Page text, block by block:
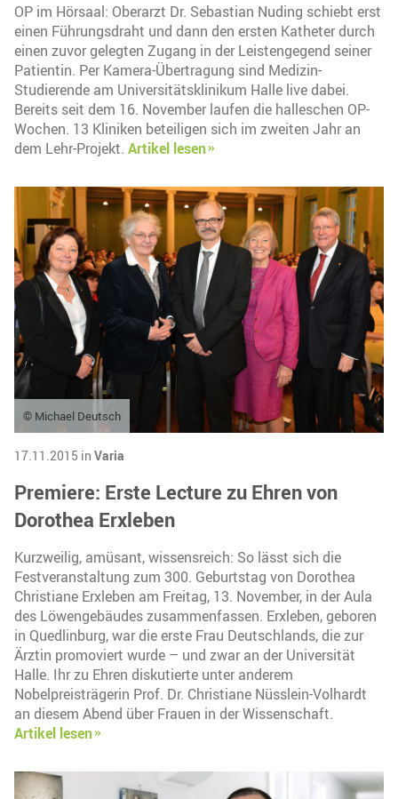
OP im Hörsaal: Oberarzt Dr. Sebastian Nuding schiebt erst
einen Führungsdraht und dann den ersten Katheter durch
einen zuvor gelegten Zugang in der Leistengegend seiner
Patientin. Per Kamera-Übertragung sind Medizin-
Studierende am Universitätsklinikum Halle live dabei.
Bereits seit dem 16. November laufen die halleschen OP-
Wochen. 13 Kliniken beteiligen sich im zweiten Jahr an
dem Lehr-Projekt. Artikel lesen
© Michael Deutsch
17.11.2015 in Varia
Premiere: Erste Lecture zu Ehren von
Dorothea Erxleben
Kurzweilig, amüsant, wissensreich: So lässt sich die
Festveranstaltung zum 300. Geburtstag von Dorothea
Christiane Erxleben am Freitag, 13. November, in der Aula
des Löwengebäudes zusammenfassen. Erxleben, geboren
in Quedlinburg, war die erste Frau Deutschlands, die zur
Ärztin promoviert wurde – und zwar an der Universität
Halle. Ihr zu Ehren diskutierte unter anderem
Nobelpreisträgerin Prof. Dr. Christiane Nüsslein-Volhardt
an diesem Abend über Frauen in der Wissenschaft.
Artikel lesen